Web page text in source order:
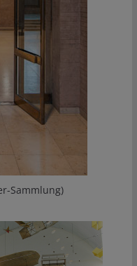
Sammlung)